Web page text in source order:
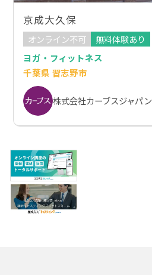
京成大久保
オンライン不可
無料体験あり
ヨガ・フィットネス
千葉県 習志野市
株式会社カーブスジャパン